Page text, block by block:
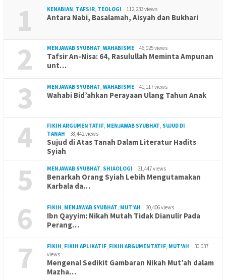
1 KENABIAN, TAFSIR, TEOLOGI 112,233 views
Antara Nabi, Basalamah, Aisyah dan Bukhari
2 MENJAWAB SYUBHAT, WAHABISME 46,025 views
Tafsir An-Nisa: 64, Rasulullah Meminta Ampunan
unt…
3 MENJAWAB SYUBHAT, WAHABISME 41,117 views
Wahabi Bid’ahkan Perayaan Ulang Tahun Anak
4 FIKIH ARGUMENTATIF, MENJAWAB SYUBHAT, SUJUD DI
TANAH
38,442 views
Sujud di Atas Tanah Dalam Literatur Hadits
Syiah
5 MENJAWAB SYUBHAT, SHIAOLOGI 31,447 views
Benarkah Orang Syiah Lebih Mengutamakan
Karbala da…
6 FIKIH, MENJAWAB SYUBHAT, MUT'AH 30,406 views
Ibn Qayyim: Nikah Mutah Tidak Dianulir Pada
Perang…
7 FIKIH, FIKIH APLIKATIF, FIKIH ARGUMENTATIF, MUT'AH
30,037
views
Mengenal Sedikit Gambaran Nikah Mut’ah dalam
Mazha…